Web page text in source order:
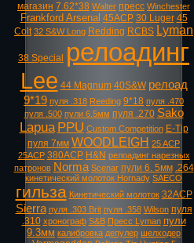
магазин 7.62*38 Walter пресс Winchester
Frankford Arsenal 45ACP 30 Luger 45
Colt 32 S&W Long Redding RCBS Lyman
38 Special релоадинг
Lee 44 Magnum 40S&W релоад
9*19 пуля .318 Reeding 9*18 пуля .470
пуля .500 пули 6.5мм пуля .270 Sako
Lapua PPU Custom Competition E-Tip
пуля 7мм WOODLEIGH 25 ACP
25ACP 380ACP H&N релоадинг нарезных
патронов Norma Scenar пули 6. 5мм .264
кинетический молоток Hornady SAECO
гильза Кинетический молоток 32ACP
Sierra пуля .303 Brit пуля .358 Wilson пуля
.310 хронограф S&B Пресс Lyman пули
9.3мм калибровка депулер шелходер